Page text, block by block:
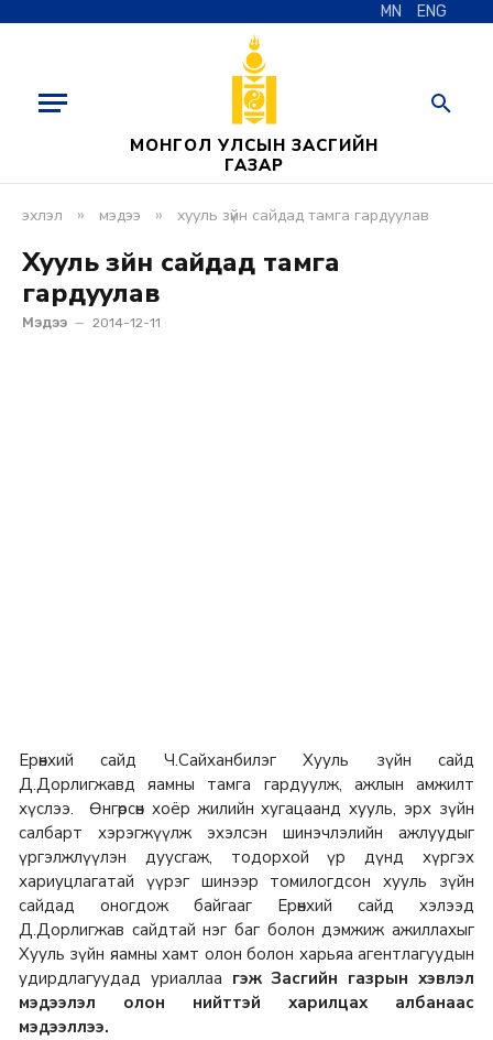
MN ENG
МОНГОЛ УЛСЫН ЗАСГИЙН
ГАЗАР
эхлэл » мэдээ » хууль зүйн сайдад тамга гардуулав
Хууль зүйн сайдад тамга
гардуулав
Мэдээ 2014-12-11
Ерөнхий сайд Ч.Сайханбилэг Хууль зүйн сайд
Д.Дорлигжавд яамны тамга гардуулж, ажлын амжилт
хүслээ. Өнгөрсөн хоёр жилийн хугацаанд хууль, эрх зүйн
салбарт хэрэгжүүлж эхэлсэн шинэчлэлийн ажлуудыг
үргэлжлүүлэн дуусгаж, тодорхой үр дүнд хүргэх
хариуцлагатай үүрэг шинээр томилогдсон хууль зүйн
сайдад оногдож байгааг Ерөнхий сайд хэлээд
Д.Дорлигжав сайдтай нэг баг болон дэмжиж ажиллахыг
Хууль зүйн яамны хамт олон болон харьяа агентлагуудын
удирдлагуудад уриаллаа гэж Засгийн газрын хэвлэл
мэдээлэл олон нийттэй харилцах албанаас
мэдээллээ.